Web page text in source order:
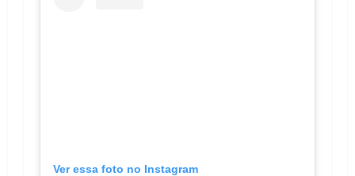
Ver essa foto no Instagram